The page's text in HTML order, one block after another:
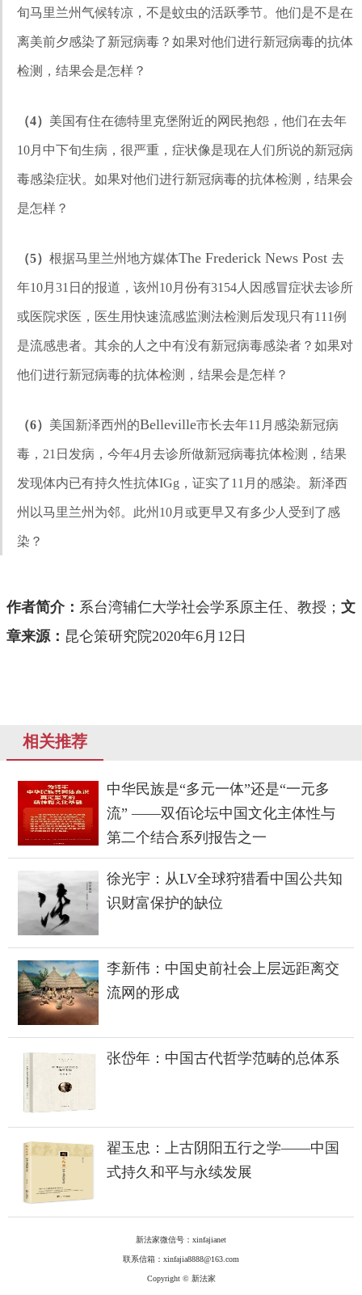
旬马里兰州气候转凉，不是蚊虫的活跃季节。他们是不是在
离美前夕感染了新冠病毒？如果对他们进行新冠病毒的抗体
检测，结果会是怎样？
（4） 美国有住在德特里克堡附近的网民抱怨，他们在去年
10月中下旬生病，很严重，症状像是现在人们所说的新冠病
毒感染症状。如果对他们进行新冠病毒的抗体检测，结果会
是怎样？
（5） 根据马里兰州地方媒体The Frederick News Post 去
年10月31日的报道，该州10月份有3154人因感冒症状去诊所
或医院求医，医生用快速流感监测法检测后发现只有111例
是流感患者。其余的人之中有没有新冠病毒感染者？如果对
他们进行新冠病毒的抗体检测，结果会是怎样？
（6） 美国新泽西州的Belleville市长去年11月感染新冠病
毒，21日发病，今年4月去诊所做新冠病毒抗体检测，结果
发现体内已有持久性抗体IGg，证实了11月的感染。新泽西
州以马里兰州为邻。此州10月或更早又有多少人受到了感
染？
作者简介： 系台湾辅仁大学社会学系原主任、教授； 文
章来源： 昆仑策研究院2020年6月12日
相关推荐
中华民族是“多元一体”还是“一元多
流” ——双佰论坛中国文化主体性与
第二个结合系列报告之一
徐光宇：从LV全球狩猎看中国公共知
识财富保护的缺位
李新伟：中国史前社会上层远距离交
流网的形成
张岱年：中国古代哲学范畴的总体系
翟玉忠：上古阴阳五行之学——中国
式持久和平与永续发展
新法家微信号：xinfajianet
联系信箱：xinfajia8888@163.com
Copyright © 新法家